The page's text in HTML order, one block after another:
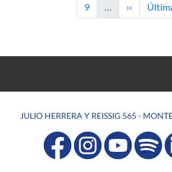
Page
9 … Next page
›› Last
JULIO HERRERA Y REISSIG 565 -